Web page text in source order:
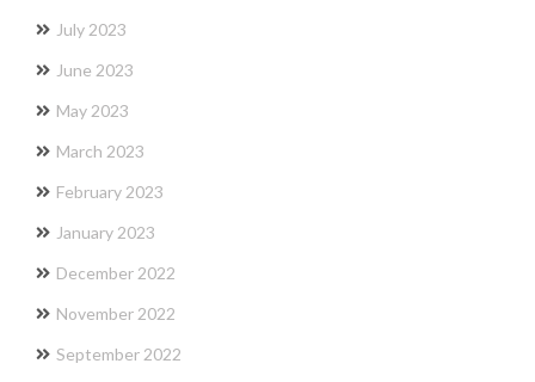
July 2023
June 2023
May 2023
March 2023
February 2023
January 2023
December 2022
November 2022
September 2022